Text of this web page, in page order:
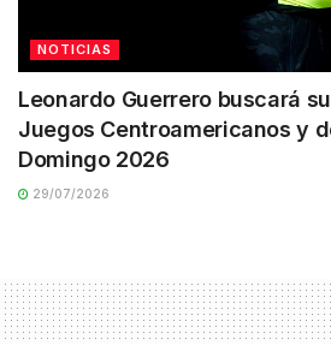
NOTICIAS
Leonardo Guerrero buscará
Juegos Centroamericanos y
Domingo 2026
29/07/2026